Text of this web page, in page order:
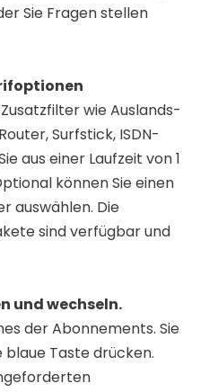
Sie Fragen stellen
wie Auslands-
Surfstick, ISDN-
aus einer Laufzeit von 1
können Sie einen
auswählen. Die
sind verfügbar und
und wechseln.
der Abonnements. Sie
blaue Taste drücken.